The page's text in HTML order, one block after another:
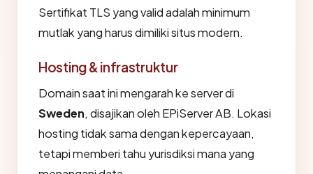
Sertifikat TLS yang valid adalah minimum
mutlak yang harus dimiliki situs modern.
Hosting & infrastruktur
Domain saat ini mengarah ke server di
Sweden, disajikan oleh EPiServer AB. Lokasi
hosting tidak sama dengan kepercayaan,
tetapi memberi tahu yurisdiksi mana yang